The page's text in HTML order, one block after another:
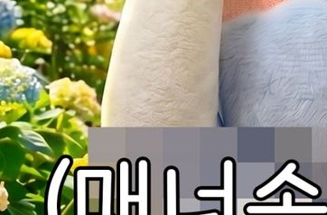
사기 혐의' 차가원 대표 구속 송치
네라 식중독 원인은 멕시코산 할라피뇨"-- CDC
부, HL만도 평택사업장 끼임 사망 관련 압수수색
표율 허위 입력' 중앙·서울·경기도 선관위 등 9곳